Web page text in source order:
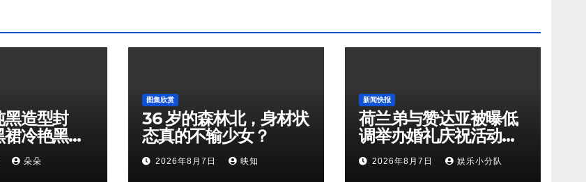
造型封
冷艳黑天
级感
朵朵
图集欣赏
36 岁的森林北，身材状
态真的不输少女？
2026年8月7日 映知
新闻快报
荷兰弟与赞达亚被曝低
调举办婚礼庆祝活动，
包下庄园3天
2026年8月7日 娱乐小分队